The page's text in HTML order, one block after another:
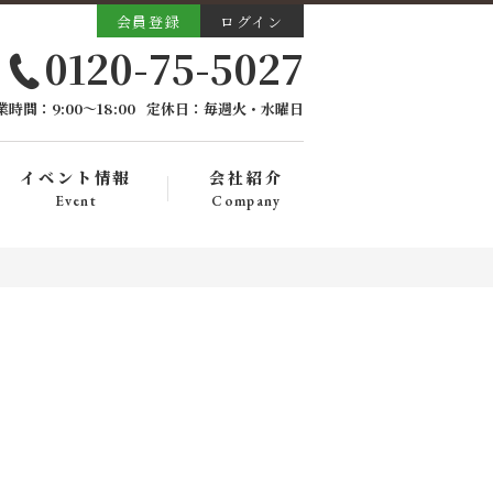
会員登録 ログイン
0120-75-5027
時間：9:00〜18:00 定休日：毎週火・水曜日
イベント情報
Event
会社紹介
Company